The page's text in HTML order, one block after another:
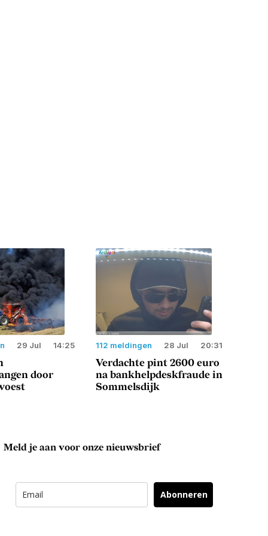
29 Jul 14:25
door
112 meldingen 28 Jul 20:31
Verdachte pint 2600 euro
na bankhelpdeskfraude in
Sommelsdijk
Meld je aan voor onze nieuwsbrief
Abonneren